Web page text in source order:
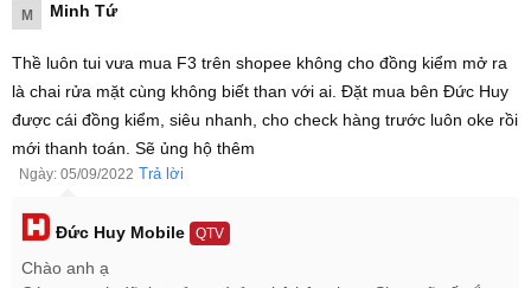
Xiaomi Poco F3 sỡ hữu thiết kế đẹp mắt
M Minh Tứ
Thề luôn tui vưa mua F3 trên shopee không cho đồng kiểm mở ra
là chai rửa mặt cùng không biết than với ai. Đặt mua bên Đức Huy
được cái đồng kiểm, siêu nhanh, cho check hàng trước luôn oke rồi
mới thanh toán. Sẽ ủng hộ thêm
Ngày: 05/09/2022 Trả lời
Đức Huy Mobile QTV
Chào anh ạ